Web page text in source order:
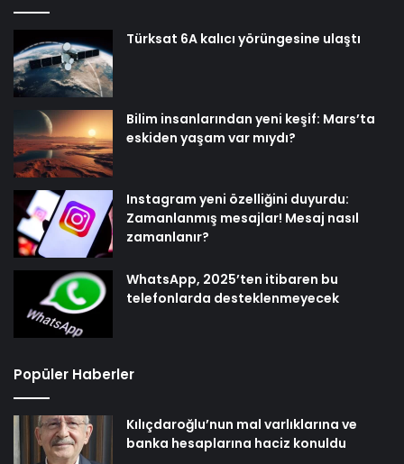
Türksat 6A kalıcı yörüngesine ulaştı
Bilim insanlarından yeni keşif: Mars’ta
eskiden yaşam var mıydı?
Instagram yeni özelliğini duyurdu:
Zamanlanmış mesajlar! Mesaj nasıl
zamanlanır?
WhatsApp, 2025’ten itibaren bu
telefonlarda desteklenmeyecek
Popüler Haberler
Kılıçdaroğlu’nun mal varlıklarına ve
banka hesaplarına haciz konuldu